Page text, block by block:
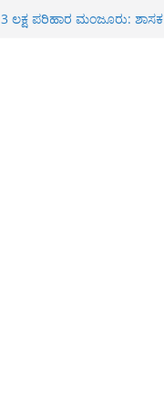
ಲಕ್ಷ ಪರಿಹಾರ ಮಂಜೂರು: ಶಾಸಕ
ಪಿಯು ಕಾಲೇಜುಗಳಿಗೆ ರಜೆ
ಕುಟುಂಬಕ್ಕೆ 3 ಲಕ್ಷ ರೂ